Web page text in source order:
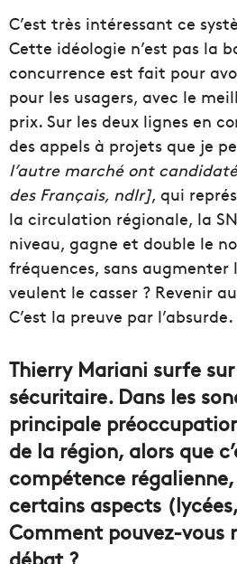
C’est très intéressant ce
Cette idéologie n’est pas la
concurrence est fait pour
pour les usagers, avec le
prix. Sur les deux lignes en
des appels à projets que je
l’autre marché ont
des Français, ndlr], qui
la circulation régionale, la
niveau, gagne et double le
fréquences, sans augmenter
veulent le casser ? Revenir
C’est la preuve par l’absurde.
Thierry Mariani surfe
sécuritaire. Dans les
principale
de la région, alors que
compétence
certains aspects
Comment pouvez-vous